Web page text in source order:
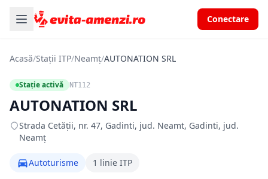
Conectare
Acasă/Stații ITP/Neamț/AUTONATION SRL
Stație activă NT112
AUTONATION SRL
Strada Cetății, nr. 47, Gadinti, jud. Neamt, Gadinti, jud.
Neamț
Autoturisme 1 linie ITP